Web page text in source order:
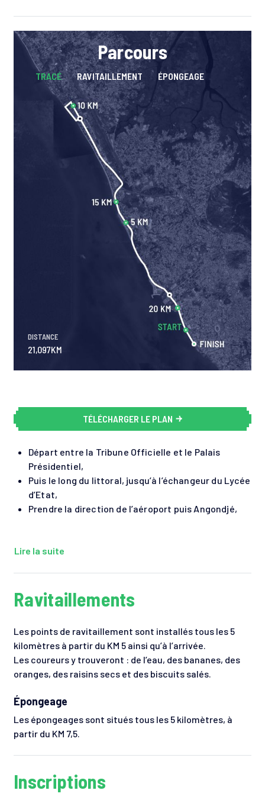
Parcours
TRACÉ RAVITAILLEMENT ÉPONGEAGE
DISTANCE
21,097KM
TÉLÉCHARGER LE PLAN
Départ entre la Tribune Officielle et le Palais
Présidentiel,
Puis le long du littoral, jusqu’à l’échangeur du Lycée
d’Etat,
Prendre la direction de l’aéroport puis Angondjé,
Lire la suite
Ravitaillements
Les points de ravitaillement sont installés tous les 5
kilomètres à partir du KM 5 ainsi qu’à l’arrivée.
Les coureurs y trouveront : de l’eau, des bananes, des
oranges, des raisins secs et des biscuits salés.
Épongeage
Les épongeages sont situés tous les 5 kilomètres, à
partir du KM 7,5.
Inscriptions